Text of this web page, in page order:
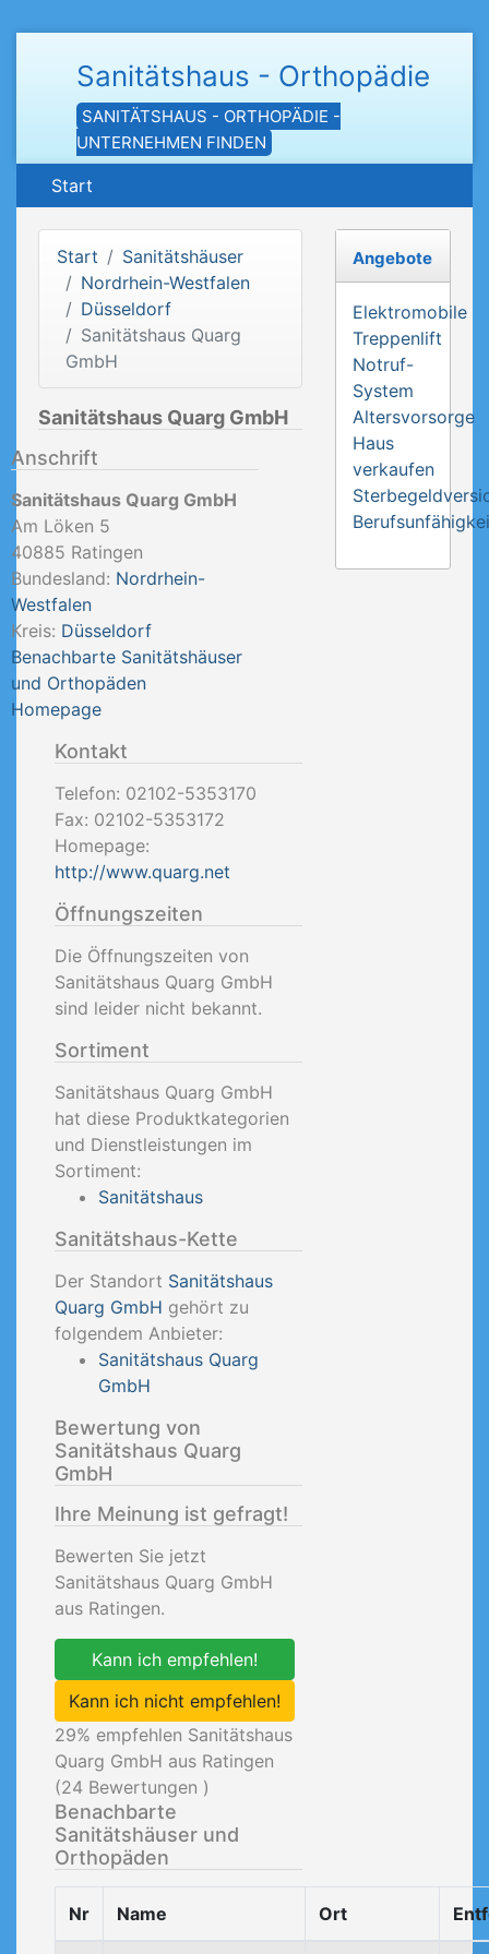
Sanitätshaus - Orthopädie
SANITÄTSHAUS - ORTHOPÄDIE -
UNTERNEHMEN FINDEN
Start
Start
Sanitätshäuser
Nordrhein-Westfalen
Düsseldorf
Sanitätshaus Quarg
GmbH
Sanitätshaus Quarg GmbH
Anschrift
Sanitätshaus Quarg GmbH
Am Löken 5
40885 Ratingen
Bundesland: Nordrhein-
Westfalen
Kreis: Düsseldorf
Benachbarte Sanitätshäuser
und Orthopäden
Homepage
Kontakt
Telefon: 02102-5353170
Fax: 02102-5353172
Homepage:
http://www.quarg.net
Öffnungszeiten
Die Öffnungszeiten von
Sanitätshaus Quarg GmbH
sind leider nicht bekannt.
Sortiment
Sanitätshaus Quarg GmbH
hat diese Produktkategorien
und Dienstleistungen im
Sortiment:
Sanitätshaus
Sanitätshaus-Kette
Der Standort Sanitätshaus
Quarg GmbH gehört zu
folgendem Anbieter:
Sanitätshaus Quarg
GmbH
Bewertung von
Sanitätshaus Quarg
GmbH
Ihre Meinung ist gefragt!
Bewerten Sie jetzt
Sanitätshaus Quarg GmbH
aus Ratingen.
Kann ich empfehlen!
Kann ich nicht empfehlen!
29% empfehlen Sanitätshaus
Quarg GmbH aus Ratingen
(24 Bewertungen )
Benachbarte
Sanitätshäuser und
Orthopäden
Nr Name Ort
Angebote
Elektromobile
Treppenlift
Notruf-
System
Altersvorsorge
Haus
verkaufen